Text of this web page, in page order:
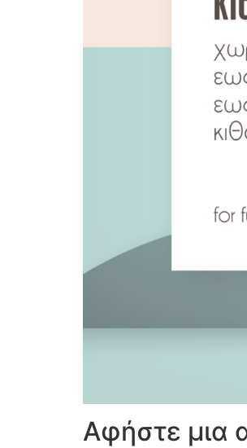
Αφήστε μια